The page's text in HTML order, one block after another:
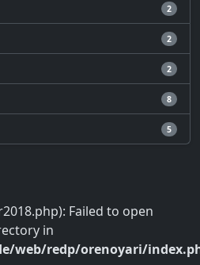
2
2
2
8
5
Failed to open
in
web/redp/orenoyari/